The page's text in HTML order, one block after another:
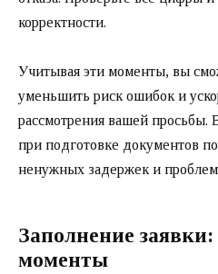
корректности.
Учитывая эти моменты, вы
уменьшить риск ошибок и
рассмотрения вашей просьбы.
при подготовке документов
ненужных задержек и
Заполнение
моменты